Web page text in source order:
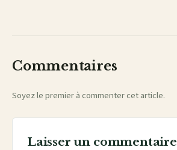
Commentaires
Soyez le premier à commenter cet article.
Laisser un commentaire